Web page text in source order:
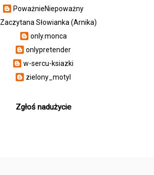
PoważnieNiepoważny
Zaczytana Słowianka (Arnika)
only.monca
onlypretender
w-sercu-ksiazki
zielony_motyl
Zgłoś nadużycie